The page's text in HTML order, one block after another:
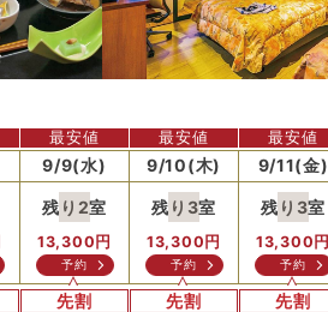
9/9(水)
残り 2室
13,300 円
予約
先割
最安値
9/10(木)
残り 3室
13,300 円
予約
先割
最安値
9/11(金)
残り 3室
13,300 円
予約
先割
最安値